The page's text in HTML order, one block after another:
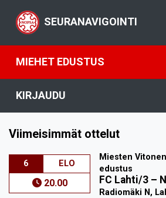
SEURANAVIGOINTI
MIEHET EDUSTUS
KIRJAUDU
Viimeisimmät ottelut
6 ELO
20.00
Miesten
edustus
FC Lahti/3 –
Radiomäki N,